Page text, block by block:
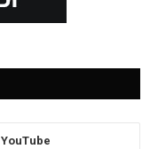
YouTube